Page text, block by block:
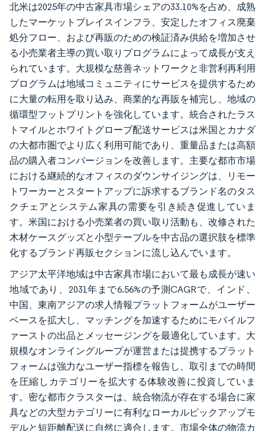
北米は2025年の中古家具市場シェアの33.10%を占め、成熟
したマーケットプレイスインフラ、安定したオフィス廃棄
処分フロー、および再販のための検証済み供給を増加させ
る小売業者主導の買い取りプログラムによって成長が支え
られています。大規模な慈善ネットワークと非営利再利用
プログラムは地域コミュニティにサービスを提供するため
に大量の転用を取り込み、商業的な再販を補完し、地域の
循環型フットプリントを強化しています。統合されたラス
トマイルとホワイトグローブ配送サービスは米国とカナダ
の大都市圏でより広く利用可能であり、重量品または高額
品の購入者コンバージョンを改善します。主要な都市市場
における継続的なオフィスのダウンサイジングは、リモー
トワーカーとスタートアップに訴求するブランド名のタス
クチェアとシステム家具の需要を引き続き促進していま
す。米国における小売業者の買い取り活動も、改修された
木材ケースグッズと小型テーブルを中古品の選択肢を標準
化するブランド再販セクションに流し込んでいます。
アジア太平洋地域は中古家具市場において最も成長が速い
地域であり、2031年まで6.56%の予測CAGRで、インド、
中国、東南アジアの求人情報プラットフォームがユーザー
ベースを拡大し、マッチングを加速するためにモバイルフ
ァーストの出品とメッセージングを最適化しています。大
規模なオンライングループが運営または提携するプラット
フォームは強力なユーザー指標を報告し、取引までの時間
を圧縮しカテゴリーを拡大する体験改善に投資していま
す。密な都市クラスターは、統合物流が存在する場合に家
具などの大型カテゴリーに有利なローカルピックアップモ
デルと短距離配送に自然に適合します。市場全体の物流カ